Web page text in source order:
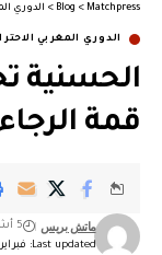
Matchpress
>
Blog
> الدوري
الدوري المغربي
الحسنية
قمة
Last updated: فبراير 25, 2026 10:44 م
ماتش بريس 5 أشهر ago